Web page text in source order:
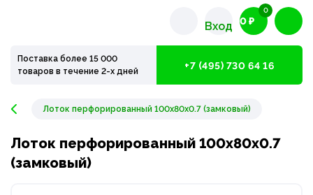
Вход 0 ₽
0
Поставка более 15 000
товаров в течение 2-х дней
+7 (495) 730 64 16
Лоток перфорированный 100x80x0.7 (замковый)
Лоток перфорированный 100x80x0.7
(замковый)